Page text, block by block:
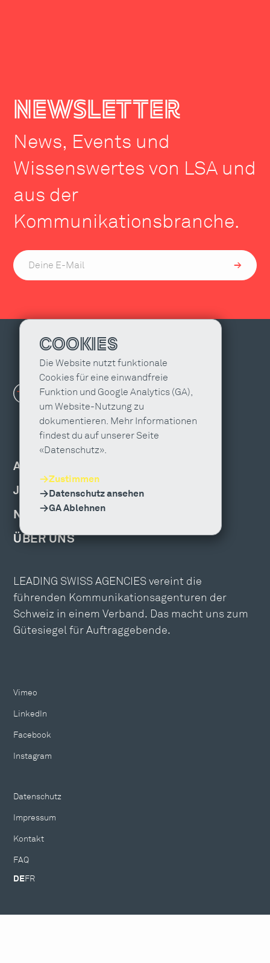
newsletter
News, Events und
Wissenswertes von LSA und
aus der
Kommunikationsbranche.
COOKIES
Die Website nutzt funktionale
Cookies für eine einwandfreie
Funktion und Google Analytics (GA),
um Website-Nutzung zu
dokumentieren. Mehr Informationen
findest du auf unserer Seite
«Datenschutz».
Zustimmen
Datenschutz ansehen
GA Ablehnen
AGENTUR FINDEN
JOBS & WEITERBILDUNG
NEWS, EVENTS & PUBLIKATIONEN
ÜBER UNS
LEADING SWISS AGENCIES vereint die
führenden Kommunikationsagenturen der
Schweiz in einem Verband. Das macht uns zum
Gütesiegel für Auftraggebende.
Vimeo
LinkedIn
Facebook
Instagram
Datenschutz
Impressum
Kontakt
FAQ
DEFR